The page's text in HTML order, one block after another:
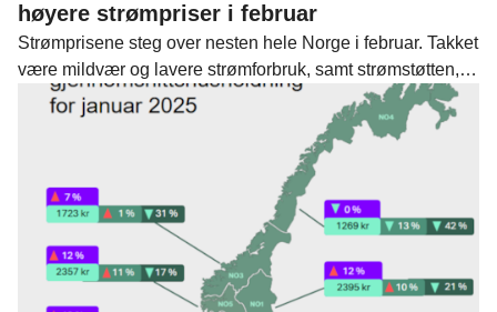
høyere strømpriser i februar
Strømprisene steg over nesten hele Norge i februar. Takket
være mildvær og lavere strømforbruk, samt strømstøtten,
kommer husholdningene ikke til å merke de høyere
prisene på strømregningen, viser Fornybar Norges